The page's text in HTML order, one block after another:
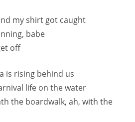
my shirt got caught
babe
off
is rising behind us
life on the water
the boardwalk, ah, with the